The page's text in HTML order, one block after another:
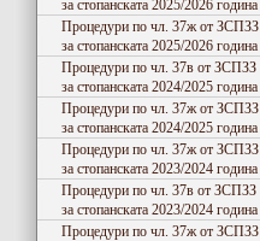
за стопанската 2025/2026 година
Процедури по чл. 37ж от ЗСПЗЗ
за стопанската 2025/2026 година
Процедури по чл. 37в от ЗСПЗЗ
за стопанската 2024/2025 година
Процедури по чл. 37ж от ЗСПЗЗ
за стопанската 2024/2025 година
Процедури по чл. 37ж от ЗСПЗЗ
за стопанската 2023/2024 година
Процедури по чл. 37в от ЗСПЗЗ
за стопанската 2023/2024 година
Процедури по чл. 37ж от ЗСПЗЗ